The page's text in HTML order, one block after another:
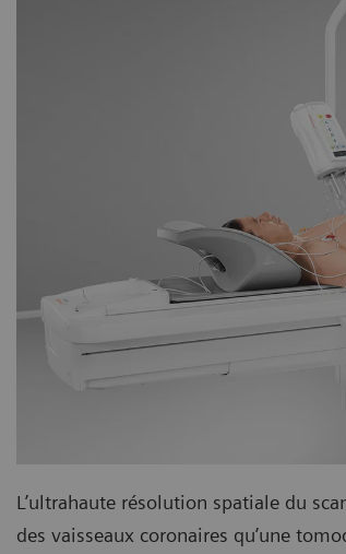
L’ultrahaute résolution spatiale du
des vaisseaux coronaires qu’une